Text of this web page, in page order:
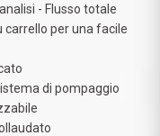
- Flusso totale
per una facile
di pompaggio